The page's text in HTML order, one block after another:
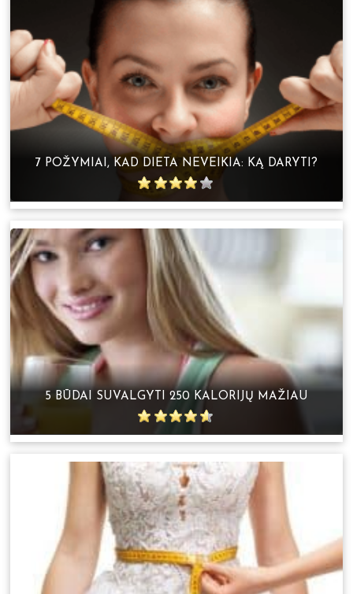
7 POŽYMIAI, KAD DIETA NEVEIKIA: KĄ DARYTI?
5 BŪDAI SUVALGYTI 250 KALORIJŲ MAŽIAU